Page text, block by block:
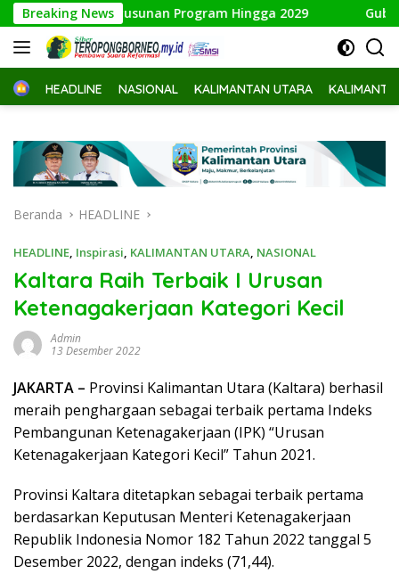
Langsung
ke
konten
Breaking News
Penyusunan Program Hingga 2029 Gubernur
HomeHEADLINE NASIONAL KALIMANTAN UTARA
Beranda HEADLINE
HEADLINE, Inspirasi, KALIMANTAN UTARA, NASIONAL
Kaltara Raih Terbaik I Urusan
Ketenagakerjaan Kategori Kecil
Admin
13 Desember 2022
JAKARTA – Provinsi Kalimantan Utara (Kaltara) berhasil
meraih penghargaan sebagai terbaik pertama Indeks
Pembangunan Ketenagakerjaan (IPK) “Urusan
Ketenagakerjaan Kategori Kecil” Tahun 2021.
Provinsi Kaltara ditetapkan sebagai terbaik pertama
berdasarkan Keputusan Menteri Ketenagakerjaan
Republik Indonesia Nomor 182 Tahun 2022 tanggal 5
Desember 2022, dengan indeks (71,44).